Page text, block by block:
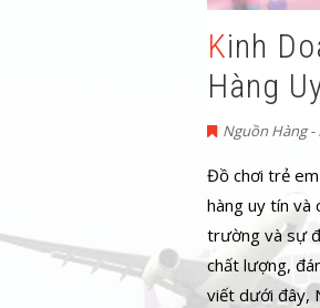
Kinh Doanh Đồ Chơi Trẻ Em Muốn Tìm Nguồn
Hàng
Nguồn Hàng -
Đồ chơi trẻ em
hàng uy tín và
trường và sự
chất lượng,
viết dưới đây,